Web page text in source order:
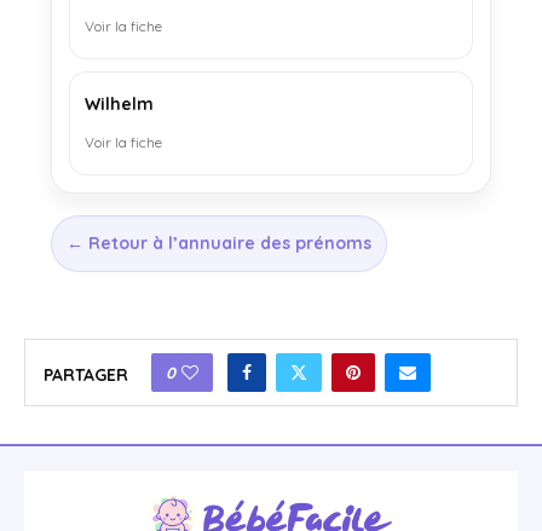
Voir la fiche
Wilhelm
Voir la fiche
← Retour à l’annuaire des prénoms
PARTAGER 0